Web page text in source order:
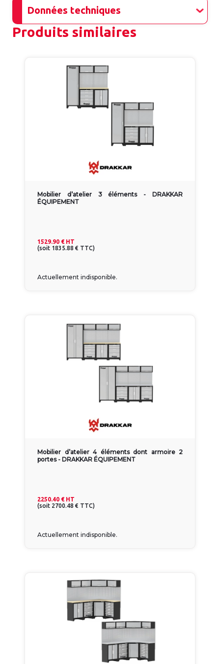
Données techniques
Produits similaires
Mobilier d’atelier 3 éléments - DRAKKAR
ÉQUIPEMENT
1529.90 € HT
(soit 1835.88 € TTC)
Actuellement indisponible.
Mobilier d’atelier 4 éléments dont armoire 2
portes - DRAKKAR ÉQUIPEMENT
2250.40 € HT
(soit 2700.48 € TTC)
Actuellement indisponible.